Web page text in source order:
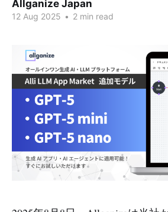
Allganize Japan
12 Aug 2025 • 2 min read